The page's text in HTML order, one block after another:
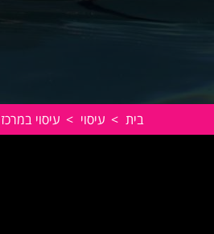
בית > עיסוי > עיסוי במרכז